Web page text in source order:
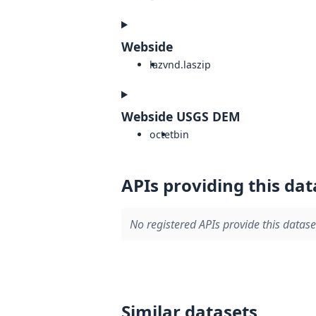
Webside
lazvnd.laszip
Webside USGS DEM
octetbin
APIs providing this
No registered APIs provide this
Similar datasets